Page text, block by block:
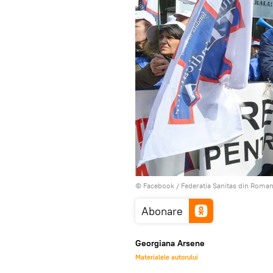
© Facebook / Federatia Sanitas din
Abonare
Georgiana Arsene
Materialele autorului